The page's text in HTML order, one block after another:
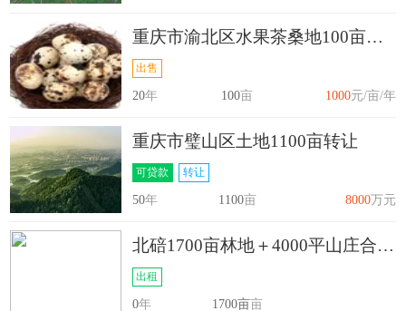
重庆市渝北区水果茶桑地100亩出售
出售
20年 1000元/亩/年
100亩
重庆市璧山区土地1100亩转让
可贷款 转让
50年 8000万元
1100亩
北碚1700亩林地＋4000平山庄合作转让
出租
0年 1700亩亩